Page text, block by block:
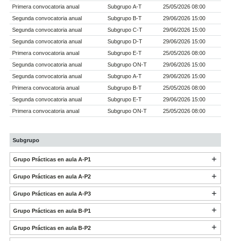
Primera convocatoria anual
Subgrupo A-T
25/05/2026 08:00
Segunda convocatoria anual
Subgrupo B-T
29/06/2026 15:00
Segunda convocatoria anual
Subgrupo C-T
29/06/2026 15:00
Segunda convocatoria anual
Subgrupo D-T
29/06/2026 15:00
Primera convocatoria anual
Subgrupo E-T
25/05/2026 08:00
Segunda convocatoria anual
Subgrupo ON-T
29/06/2026 15:00
Segunda convocatoria anual
Subgrupo A-T
29/06/2026 15:00
Primera convocatoria anual
Subgrupo B-T
25/05/2026 08:00
Segunda convocatoria anual
Subgrupo E-T
29/06/2026 15:00
Primera convocatoria anual
Subgrupo ON-T 25/05/2026 08:00
Subgrupo
Grupo Prácticas en aula A-P1
Grupo Prácticas en aula A-P2
Grupo Prácticas en aula A-P3
Grupo Prácticas en aula B-P1
Grupo Prácticas en aula B-P2